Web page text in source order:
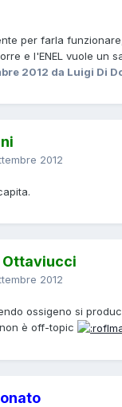
per farla
e l'ENEL vuole un
2012 da Luigi Di
2012
2012
ossigeno si
è off-topic